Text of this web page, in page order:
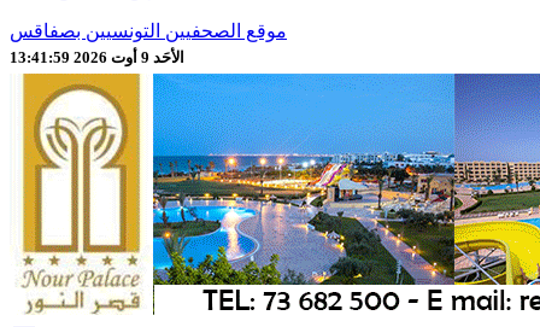
موقع الصحفيين التونسيين بصفاقس
الأحَد 9 أوت 2026 13:42:01